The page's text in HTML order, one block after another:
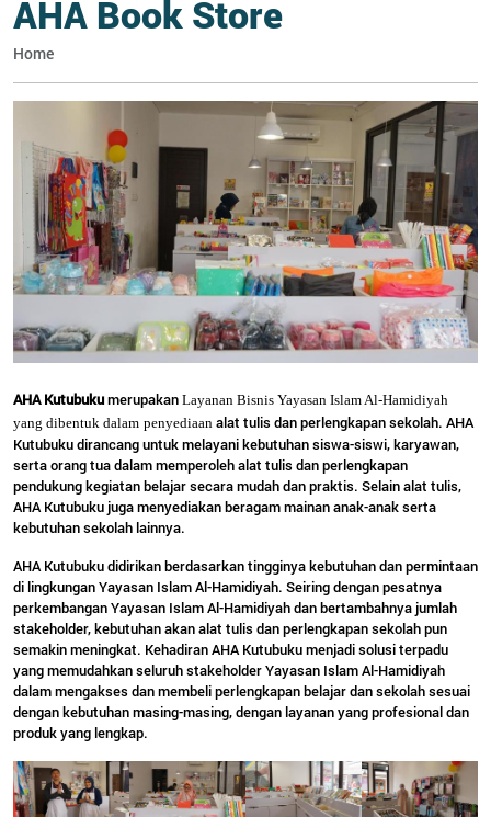
AHA Book Store
Home
AHA Kutubukumerupakan Layanan Bisnis Yayasan Islam Al-Hamidiyah
yang dibentuk dalam penyediaan alat tulis dan perlengkapan sekolah. AHA
Kutubuku dirancang untuk melayani kebutuhan siswa-siswi, karyawan,
serta orang tua dalam memperoleh alat tulis dan perlengkapan
pendukung kegiatan belajar secara mudah dan praktis. Selain alat tulis,
AHA Kutubuku juga menyediakan beragam mainan anak-anak serta
kebutuhan sekolah lainnya.
AHA Kutubuku didirikan berdasarkan tingginya kebutuhan dan permintaan
di lingkungan Yayasan Islam Al-Hamidiyah. Seiring dengan pesatnya
perkembangan Yayasan Islam Al-Hamidiyah dan bertambahnya jumlah
stakeholder, kebutuhan akan alat tulis dan perlengkapan sekolah pun
semakin meningkat. Kehadiran AHA Kutubuku menjadi solusi terpadu
yang memudahkan seluruh stakeholder Yayasan Islam Al-Hamidiyah
dalam mengakses dan membeli perlengkapan belajar dan sekolah sesuai
dengan kebutuhan masing-masing, dengan layanan yang profesional dan
produk yang lengkap.